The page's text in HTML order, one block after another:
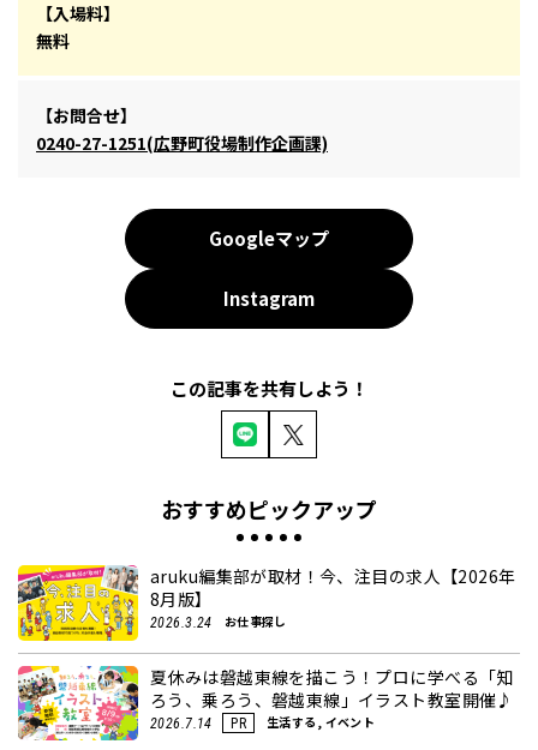
【入場料】
無料
【お問合せ】
0240-27-1251(広野町役場制作企画課)
Googleマップ
Instagram
この記事を共有しよう！
おすすめピックアップ
aruku編集部が取材！今、注目の求人【2026年
8月版】
2026.3.24 お仕事探し
夏休みは磐越東線を描こう！プロに学べる「知
ろう、乗ろう、磐越東線」イラスト教室開催♪
2026.7.14 PR 生活する, イベント